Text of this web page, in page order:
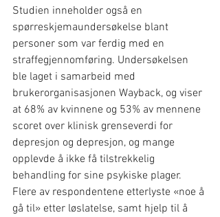
Studien inneholder også en
spørreskjemaundersøkelse blant
personer som var ferdig med en
straffegjennomføring. Undersøkelsen
ble laget i samarbeid med
brukerorganisasjonen Wayback, og viser
at 68% av kvinnene og 53% av mennene
scoret over klinisk grenseverdi for
depresjon og depresjon, og mange
opplevde å ikke få tilstrekkelig
behandling for sine psykiske plager.
Flere av respondentene etterlyste «noe å
gå til» etter løslatelse, samt hjelp til å